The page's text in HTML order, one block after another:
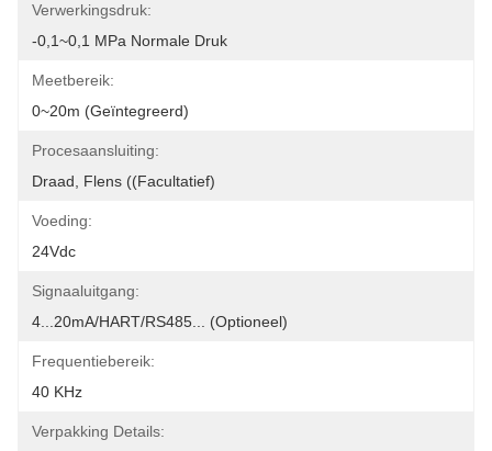
Verwerkingsdruk:
-0,1~0,1 MPa Normale Druk
Meetbereik:
0~20m (geïntegreerd)
Procesaansluiting:
Draad, Flens ((facultatief)
Voeding:
24Vdc
Signaaluitgang:
4...20mA/HART/RS485... (optioneel)
Frequentiebereik:
40 KHz
Verpakking Details: